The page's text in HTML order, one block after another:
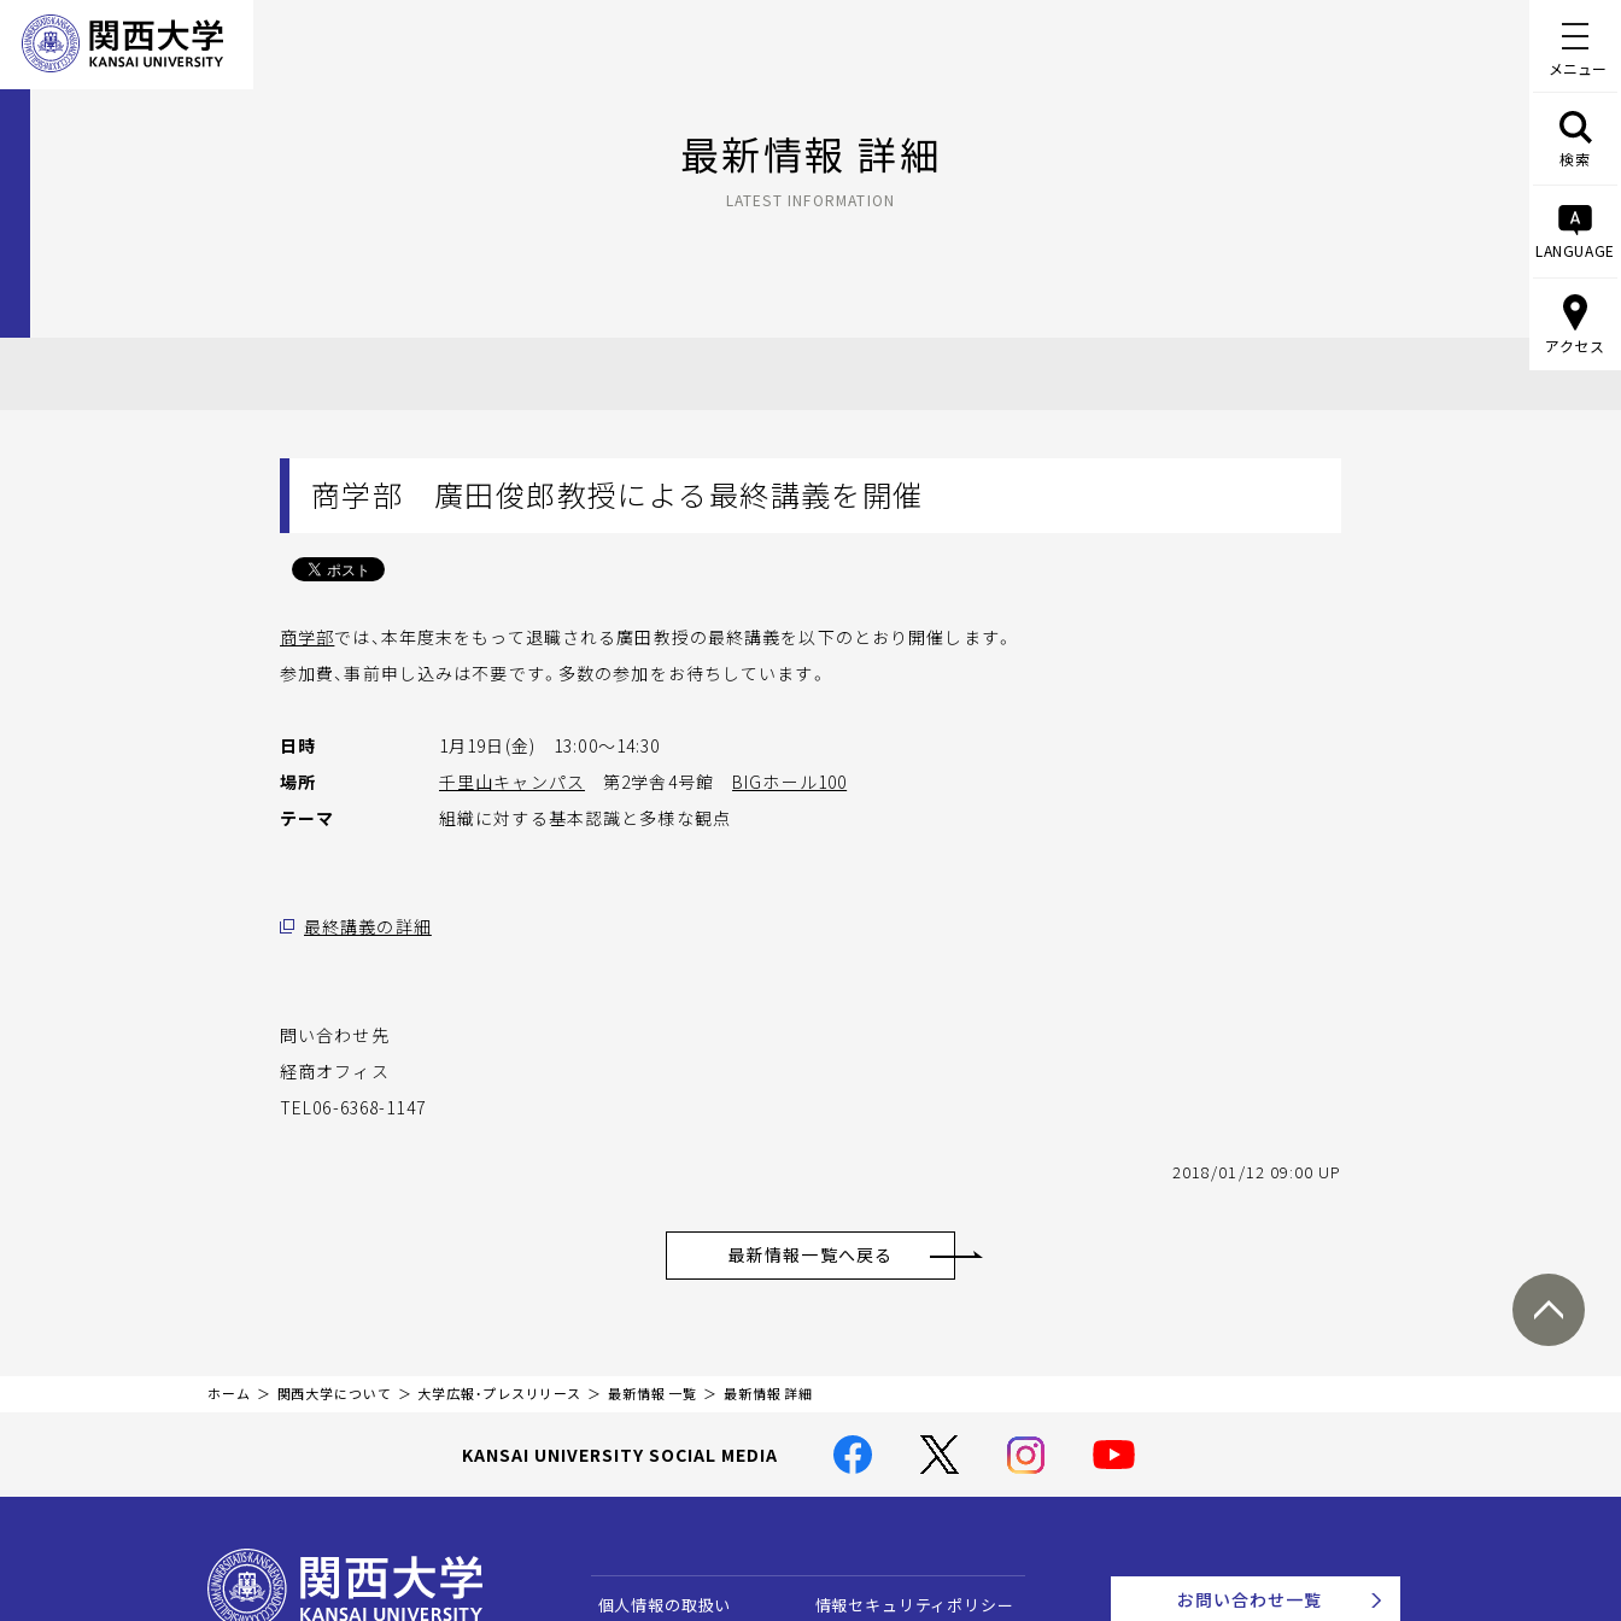
メニュー
検索
LANGUAGE
アクセス
最新情報 詳細
LATEST INFORMATION
商学部 廣田俊郎教授による最終講義を開催
商学部では、本年度末をもって退職される廣田教授の最終講義を以下のとおり開催します。
参加費、事前申し込みは不要です。多数の参加をお待ちしています。
日時
1月19日(金) 13:00～14:30
場所
千里山キャンパス 第2学舎4号館 BIGホール100
テーマ
組織に対する基本認識と多様な観点
最終講義の詳細
問い合わせ先
経商オフィス
TEL06-6368-1147
2018/01/12 09:00 UP
最新情報一覧へ戻る
ホーム 関西大学について 大学広報・プレスリリース 最新情報 一覧 最新情報 詳細
KANSAI UNIVERSITY SOCIAL MEDIA
個人情報の取扱い 情報セキュリティポリシー お問い合わせ一覧